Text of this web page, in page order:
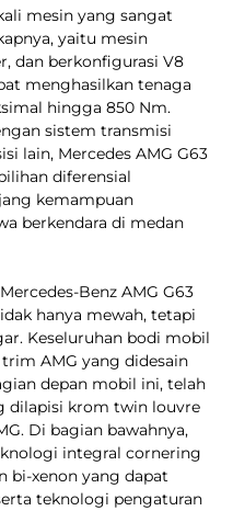
mesin yang sangat
yaitu mesin
dan berkonfigurasi V8
menghasilkan tenaga
hingga 850 Nm.
sistem transmisi
lain, Mercedes AMG G63
diferensial
kemampuan
berkendara di medan
Benz AMG G63
hanya mewah, tetapi
Keseluruhan bodi mobil
AMG yang didesain
depan mobil ini, telah
dilapisi krom twin louvre
Di bagian bawahnya,
integral cornering
bi-xenon yang dapat
teknologi pengaturan